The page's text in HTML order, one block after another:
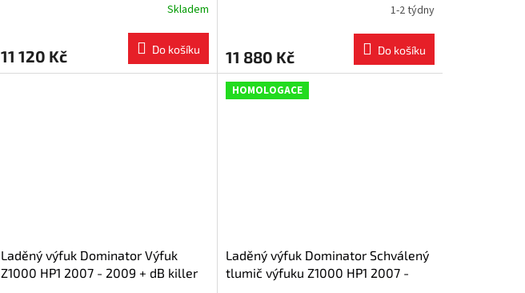
Skladem
11 120 Kč Do košíku
1-2 týdny
11 880 Kč Do košíku
Laděný výfuk Dominator Výfuk
Z1000 HP1 2007 - 2009 + dB killer
HOMOLOGACE
Laděný výfuk Dominator Schválený
tlumič výfuku Z1000 HP1 2007 -